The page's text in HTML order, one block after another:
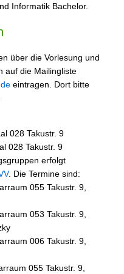
Informatik Bachelor.
über die Vorlesung und
auf die Mailingliste
eintragen. Dort bitte
028 Takustr. 9
028 Takustr. 9
erfolgt
. Die Termine sind:
055 Takustr. 9,
053 Takustr. 9,
006 Takustr. 9,
055 Takustr. 9,